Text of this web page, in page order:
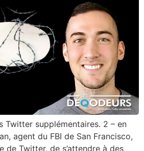
Twitter supplémentaires. 2 – en
agent du FBI de San Francisco,
de Twitter, de s’attendre à des